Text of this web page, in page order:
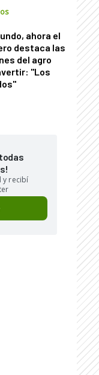
ahora el
destaca las
del agro
"Los
y recibí